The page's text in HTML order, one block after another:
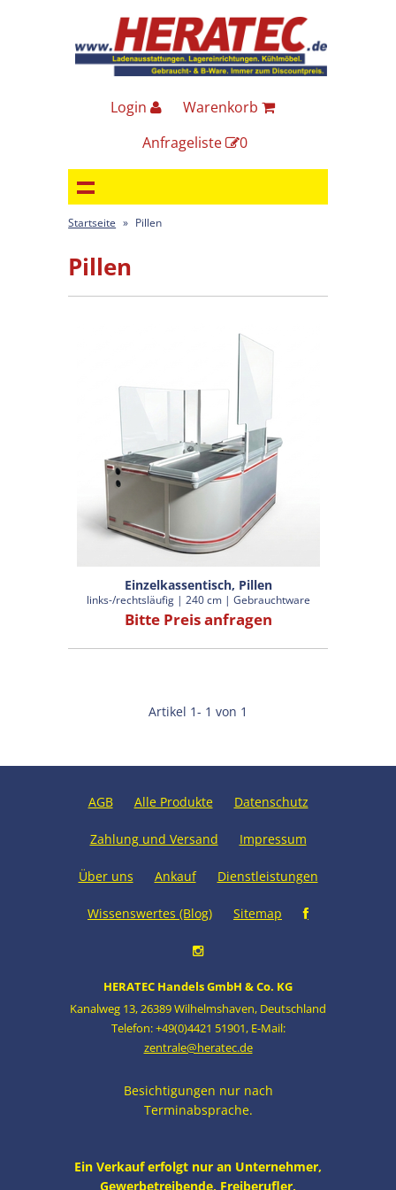
Login
Warenkorb
Anfrageliste
0
Startseite » Pillen
Pillen
Einzelkassentisch, Pillen
links-/rechtsläufig | 240 cm | Gebrauchtware
Bitte Preis anfragen
Artikel 1- 1 von 1
AGB Alle Produkte Datenschutz
Zahlung und Versand Impressum
Über uns Ankauf Dienstleistungen
Wissenswertes (Blog) Sitemap
HERATEC Handels GmbH & Co. KG
Kanalweg 13,26389 Wilhelmshaven, Deutschland
Telefon: +49(0)4421 51901, E-Mail:
zentrale@heratec.de
Besichtigungen nur nach
Terminabsprache.
Ein Verkauf erfolgt nur an Unternehmer,
Gewerbetreibende, Freiberufler,